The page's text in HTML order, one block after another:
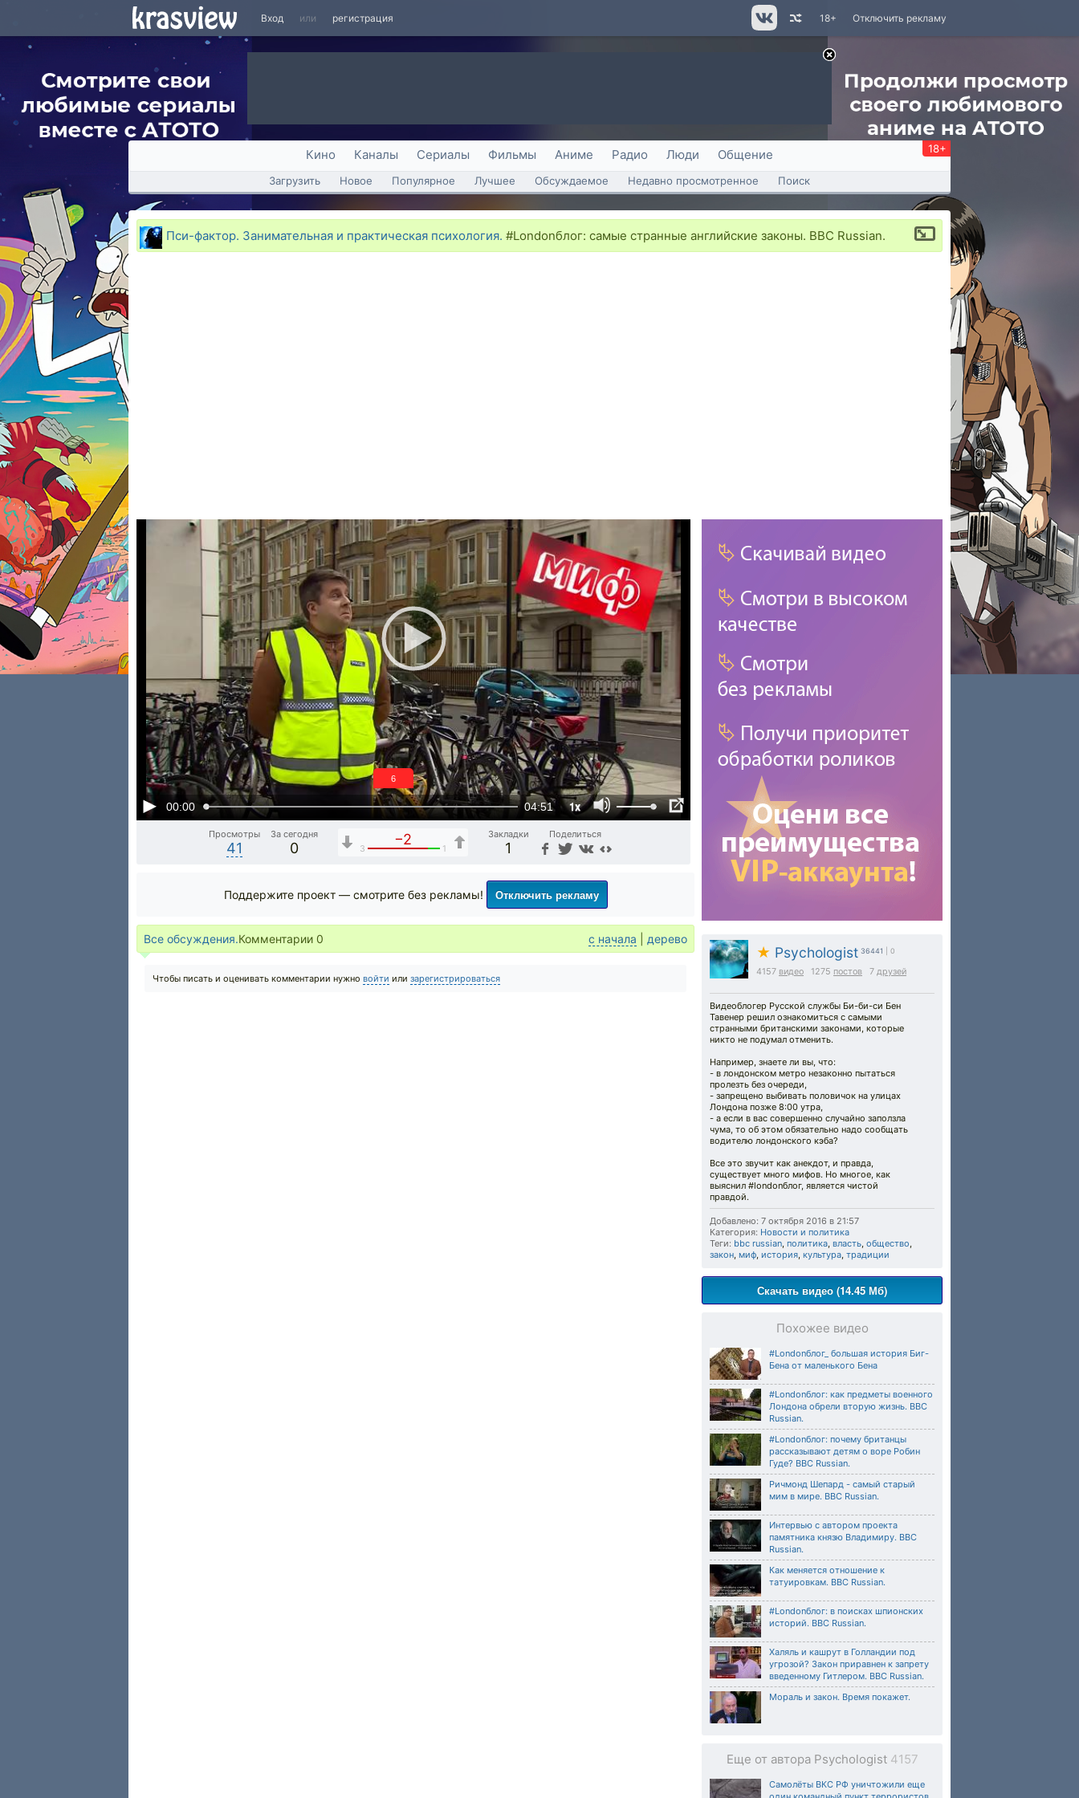
Вход или регистрация Отключить рекламу
18+
Кино Каналы Сериалы Фильмы Аниме Радио Люди Общение 18+
Загрузить Новое Популярное Лучшее Обсуждаемое Недавно просмотренное Поиск
Пси-фактор. Занимательная и практическая психология. #Londonблог: самые странные английские законы. BBC Russian.
00:00 04:51 1x
5
Просмотры
41
За сегодня
0
−2
3 1
Закладки
1
Поделиться
★ Psychologist 36441 | 0
4157 видео 1275 постов 7 друзей
Видеоблогер Русской службы Би-би-си Бен
Тавенер решил ознакомиться с самыми
странными британскими законами, которые
никто не подумал отменить.
Например, знаете ли вы, что:
- в лондонском метро незаконно пытаться
пролезть без очереди,
- запрещено выбивать половичок на улицах
Лондона позже 8:00 утра,
- а если в вас совершенно случайно заползла
чума, то об этом обязательно надо сообщать
водителю лондонского кэба?
Все это звучит как анекдот, и правда,
существует много мифов. Но многое, как
выяснил #londonблог, является чистой
правдой.
Добавлено: 7 октября 2016 в 21:57
Категория: Новости и политика
Теги: bbc russian, политика, власть, общество,
закон, миф, история, культура, традиции
Скачать видео (14.45 Мб)
Похожее видео
#Londonблог_ большая история Биг-
Бена от маленького Бена
#Londonблог: как предметы военного
Лондона обрели вторую жизнь. BBC
Russian.
#Londonблог: почему британцы
рассказывают детям о воре Робин
Гуде? BBC Russian.
Ричмонд Шепард - самый старый
мим в мире. BBC Russian.
Интервью c автором проекта
памятника князю Владимиру. BBC
Russian.
Как меняется отношение к
татуировкам. BBC Russian.
#Londonблог: в поисках шпионских
историй. BBC Russian.
Халяль и кашрут в Голландии под
угрозой? Закон приравнен к запрету
введенному Гитлером. BBC Russian.
Мораль и закон. Время покажет.
Еще от автора Psychologist 4157
Самолёты ВКС РФ уничтожили еще
Поддержите проект — смотрите без рекламы! Отключить рекламу
Все обсуждения.Комментарии 0 с начала дерево
Чтобы писать и оценивать комментарии нужно войти или зарегистрироваться